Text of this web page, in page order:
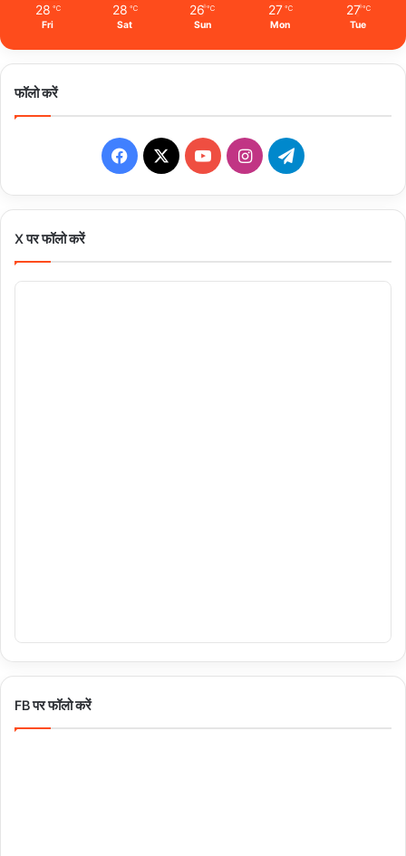
28 ℃
Fri
28 ℃
Sat
26 ℃
Sun
27 ℃
Mon
27 ℃
Tue
फॉलो करें
Facebook
X YouTubeInstagramTelegram
X पर फॉलो करें
FB पर फॉलो करें